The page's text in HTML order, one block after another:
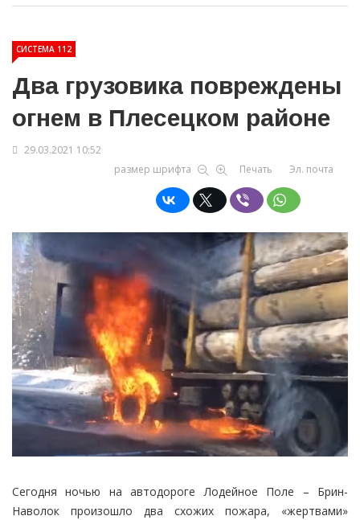
СИСТЕМА 112
Два грузовика повреждены
огнем в Плесецком районе
29.03.2021 10:52
размер шрифта
Печать Эл. почта
Сегодня ночью на автодороге Лодейное Поле – Брин-
Наволок произошло два схожих пожара, «жертвами»